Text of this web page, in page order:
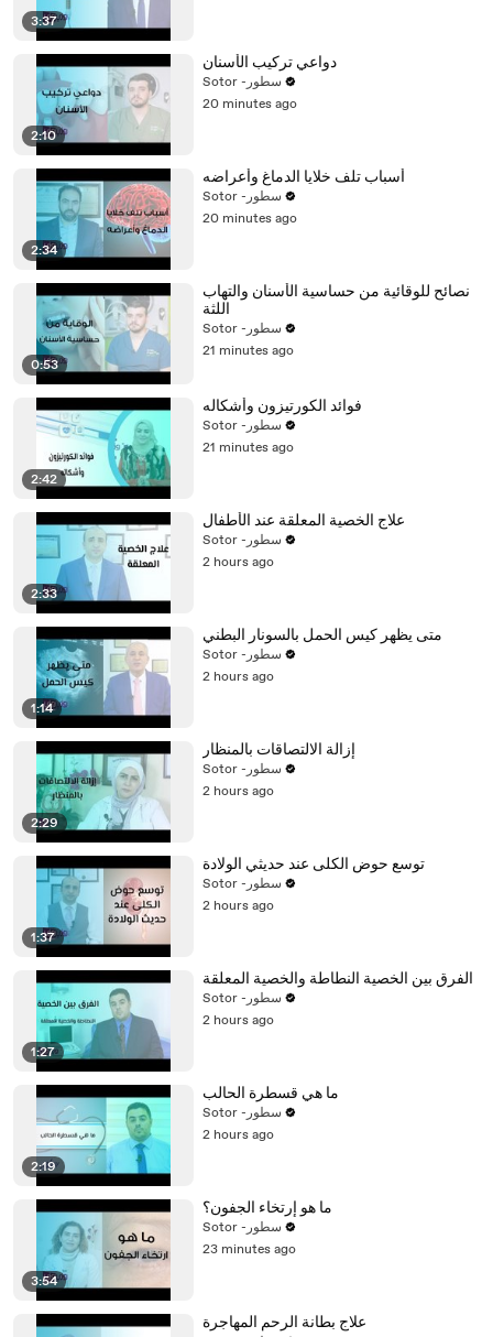
3:37
2:10
دواعي تركيب الأسنان
Sotor -سطور
20 minutes ago
2:34
أسباب تلف خلايا الدماغ وأعراضه
Sotor -سطور
20 minutes ago
0:53
نصائح للوقائية من حساسية الأسنان والتهاب
اللثة
Sotor -سطور
21 minutes ago
2:42
فوائد الكورتيزون وأشكاله
Sotor -سطور
21 minutes ago
2:33
علاج الخصية المعلقة عند الأطفال
Sotor -سطور
2 hours ago
1:14
متى يظهر كيس الحمل بالسونار البطني
Sotor -سطور
2 hours ago
2:29
إزالة الالتصاقات بالمنظار
Sotor -سطور
2 hours ago
1:37
توسع حوض الكلى عند حديثي الولادة
Sotor -سطور
2 hours ago
1:27
الفرق بين الخصية النطاطة والخصية المعلقة
Sotor -سطور
2 hours ago
2:19
ما هي قسطرة الحالب
Sotor -سطور
2 hours ago
3:54
ما هو إرتخاء الجفون؟
Sotor -سطور
23 minutes ago
علاج بطانة الرحم المهاجرة